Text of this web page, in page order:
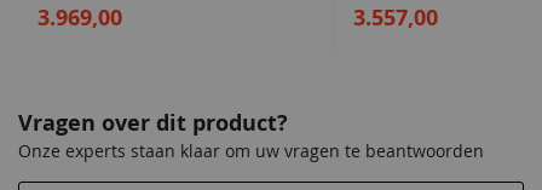
3.969,00 3.557,00
Vragen over dit product?
Onze experts staan klaar om uw vragen te beantwoorden